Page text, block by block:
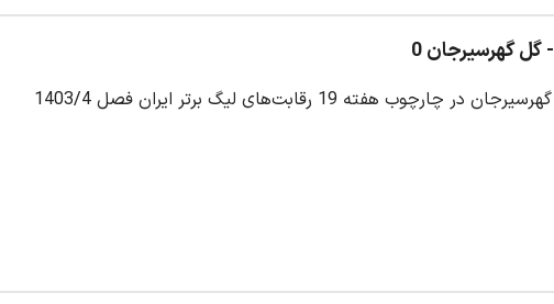
هفته 19 رقابت‌های لیگ برتر ایران فصل 1403/4